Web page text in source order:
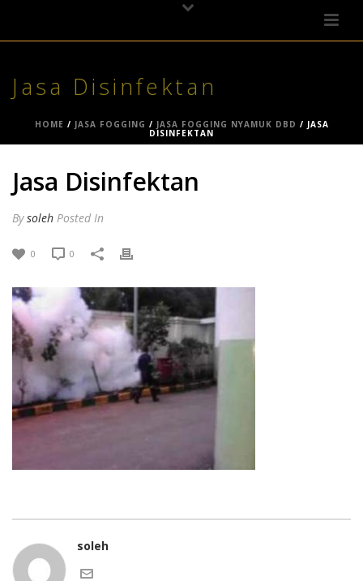
Jasa Disinfektan
HOME / JASA FOGGING / JASA FOGGING NYAMUK DBD / JASA
DISINFEKTAN
Jasa Disinfektan
Bysoleh Posted In
0 0
soleh